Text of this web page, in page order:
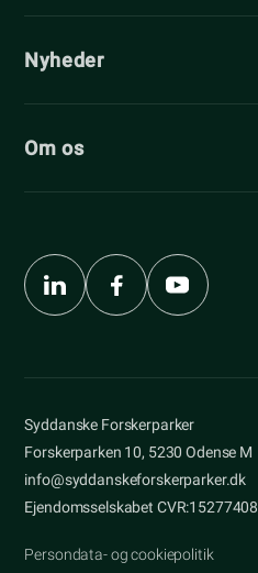
Nyheder
Om os
Syddanske Forskerparker
Forskerparken 10, 5230 Odense M
info@syddanskeforskerparker.dk
Ejendomsselskabet CVR:15277408
Persondata- og cookiepolitik